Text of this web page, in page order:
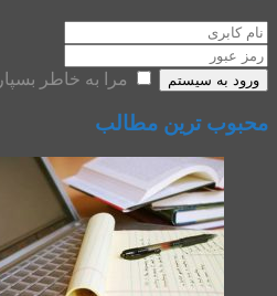
ورود به سیستم مرا به خاطر بسپار
محبوب ترین مطالب